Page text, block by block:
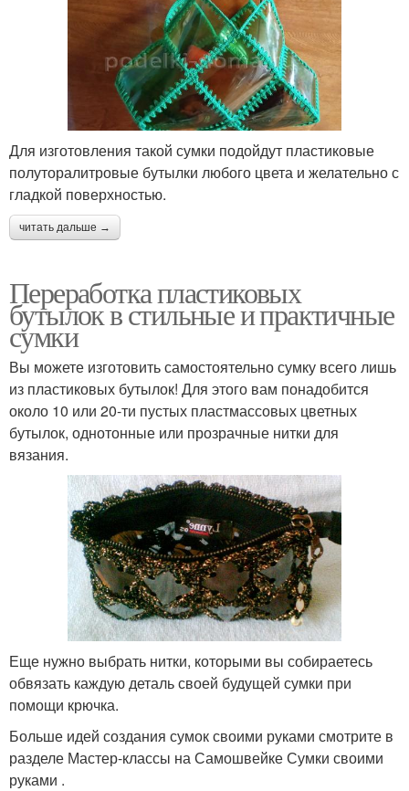
Для изготовления такой сумки подойдут пластиковые
полуторалитровые бутылки любого цвета и желательно с
гладкой поверхностью.
читать дальше →
Переработка пластиковых
бутылок в стильные и практичные
сумки
Вы можете изготовить самостоятельно сумку всего лишь
из пластиковых бутылок! Для этого вам понадобится
около 10 или 20-ти пустых пластмассовых цветных
бутылок, однотонные или прозрачные нитки для
вязания.
Еще нужно выбрать нитки, которыми вы собираетесь
обвязать каждую деталь своей будущей сумки при
помощи крючка.
Больше идей создания сумок своими руками смотрите в
разделе Мастер-классы на Самошвейке Сумки своими
руками .